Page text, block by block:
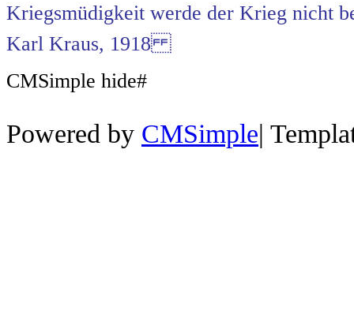
Kriegsmüdigkeit werde der Krieg nicht
Karl Kraus, 1918
CMSimple hide#
Powered by CMSimple|